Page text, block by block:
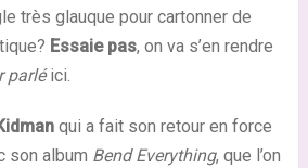
très glauque pour cartonner de
Essaie pas, on va s’en rendre
parléici.
qui a fait son retour en force
son album Bend Everything, que l’on